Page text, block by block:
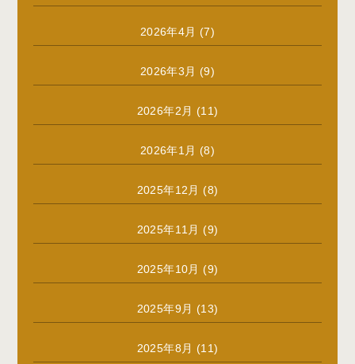
2026年4月 (7)
2026年3月 (9)
2026年2月 (11)
2026年1月 (8)
2025年12月 (8)
2025年11月 (9)
2025年10月 (9)
2025年9月 (13)
2025年8月 (11)